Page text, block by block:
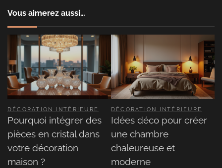
Vous aimerez aussi…
DÉCORATION INTÉRIEURE
Pourquoi intégrer des
pièces en cristal dans
votre décoration
maison ?
DÉCORATION INTÉRIEURE
Idées déco pour créer
une chambre
chaleureuse et
moderne